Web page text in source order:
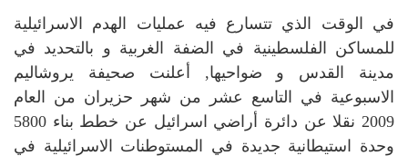
في الوقت الذي تتسارع فيه عمليات الهدم الاسرائيلية
للمساكن الفلسطينية في الضفة الغربية و بالتحديد في
مدينة القدس و ضواحيها, أعلنت صحيفة يروشاليم
الاسبوعية في التاسع عشر من شهر حزيران من العام
2009 نقلا عن دائرة أراضي اسرائيل عن خطط بناء 5800
وحدة استيطانية جديدة في المستوطنات الاسرائيلية في